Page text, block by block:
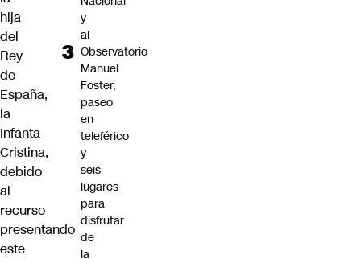
hija
del
Rey
de
España,
la
Infanta
Cristina,
debido
al
recurso
presentando
este
y
al
Observatorio
Manuel
Foster,
paseo
en
teleférico
y
seis
lugares
para
disfrutar
de
la